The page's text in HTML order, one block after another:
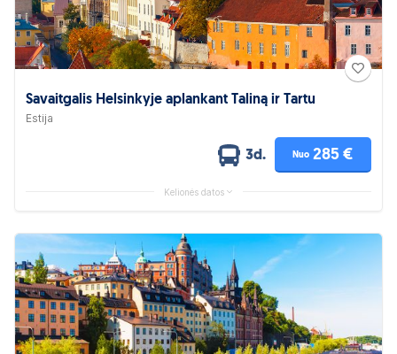
Savaitgalis Helsinkyje aplankant Taliną ir Tartu
Estija
3d. Nuo 285 €
Kelionės datos